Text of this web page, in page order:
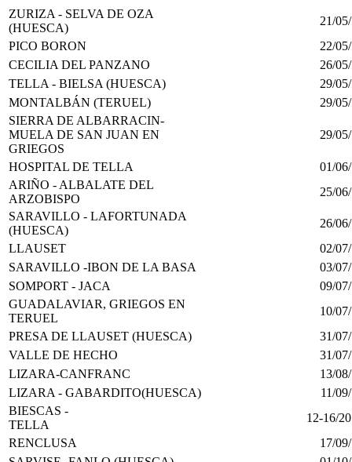
ZURIZA - SELVA DE OZA
(HUESCA)
21/
PICO BORON
22/
CECILIA DEL PANZANO
26/
TELLA - BIELSA (HUESCA)
29/
MONTALBÁN (TERUEL)
29/
SIERRA DE ALBARRACIN-
MUELA DE SAN JUAN EN
GRIEGOS
29/
HOSPITAL DE TELLA
01/
ARIÑO - ALBALATE DEL
ARZOBISPO
25/
SARAVILLO - LAFORTUNADA
(HUESCA)
26/
LLAUSET
02/
SARAVILLO -IBON DE LA BASA
03/
SOMPORT - JACA
09/
GUADALAVIAR, GRIEGOS EN
TERUEL
10/
PRESA DE LLAUSET (HUESCA)
31/
VALLE DE HECHO
31/
LIZARA-CANFRANC
13/
LIZARA - GABARDITO(HUESCA)
11/
BIESCAS -
TELLA
12-16/
RENCLUSA
17/